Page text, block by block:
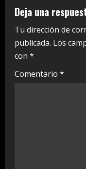
u
e
R
e
Deja una
Tu dirección de
publicada. Los
con *
Comentario *